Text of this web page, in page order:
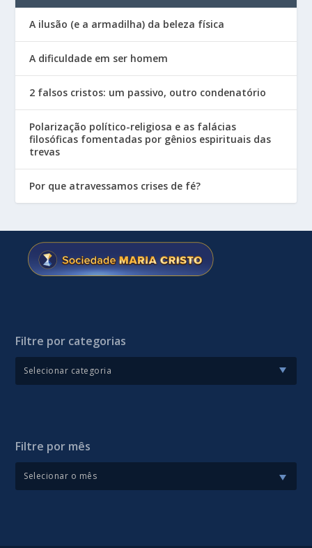
A ilusão (e a armadilha) da beleza física
A dificuldade em ser homem
2 falsos cristos: um passivo, outro condenatório
Polarização político-religiosa e as falácias
filosóficas fomentadas por gênios espirituais das
trevas
Por que atravessamos crises de fé?
Filtre por categorias
Filtre por mês